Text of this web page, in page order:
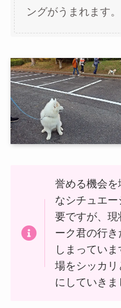
ングがうまれます。
誉める機会を
なシチュエ
要ですが、
ーク君の行
しまってい
場をシッカリ
にしていきま